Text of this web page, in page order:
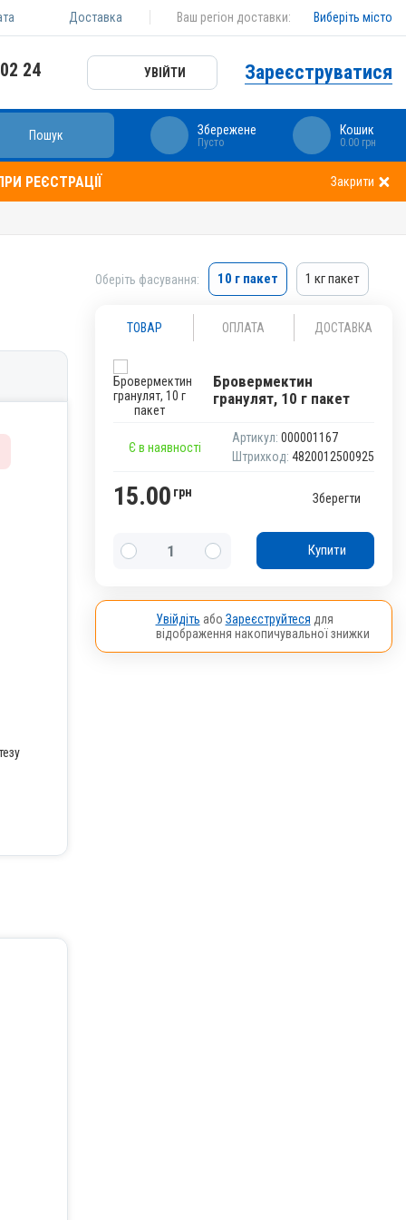
Доставка Ваш регіон доставки: Виберіть місто
24 УВІЙТИ Зареєструватися
Пошук Збережене
Пусто
Кошик
0.00 грн
РЕЄСТРАЦІЇ Закрити
Оберіть фасування: 10 г пакет 1 кг пакет
ТОВАР ОПЛАТА ДОСТАВКА
Бровермектин
гранулят, 10 г пакет
Є в наявності
Артикул: 000001167
Штрихкод: 4820012500925
15.00 грн Зберегти
Купити
Увійдіть або Зареєструйтеся для
відображення накопичувальної знижки